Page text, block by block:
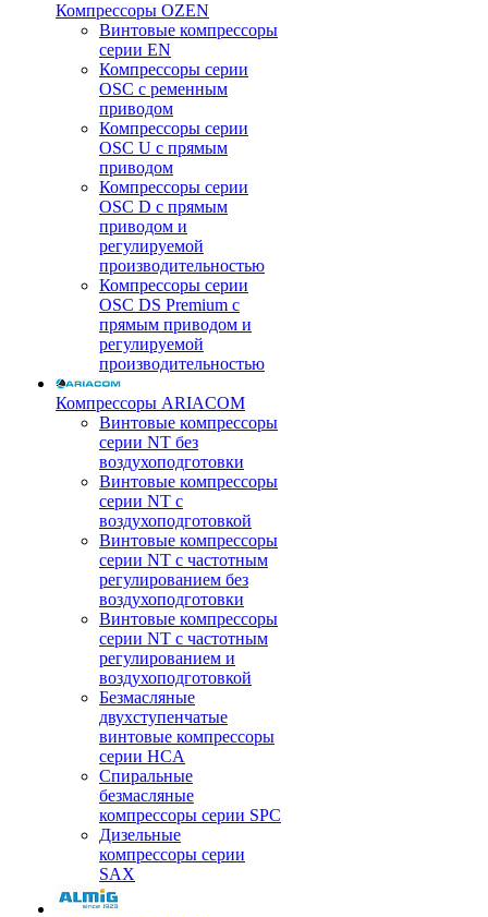
Компрессоры OZEN
Винтовые компрессоры
серии EN
Компрессоры серии
OSC с ременным
приводом
Компрессоры серии
OSC U с прямым
приводом
Компрессоры серии
OSC D с прямым
приводом и
регулируемой
производительностью
Компрессоры серии
OSC DS Premium с
прямым приводом и
регулируемой
производительностью
Компрессоры ARIACOM
Винтовые компрессоры
серии NT без
воздухоподготовки
Винтовые компрессоры
серии NT c
воздухоподготовкой
Винтовые компрессоры
серии NT с частотным
регулированием без
воздухоподготовки
Винтовые компрессоры
серии NT с частотным
регулированием и
воздухоподготовкой
Безмасляные
двухступенчатые
винтовые компрессоры
серии HCA
Спиральные
безмасляные
компрессоры серии SPC
Дизельные
компрессоры серии
SAX